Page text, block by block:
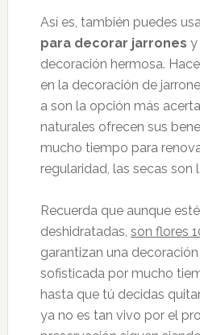
Así es, también puedes
para decorar jarrones y
decoración hermosa.
en la decoración de
a son la opción más
naturales ofrecen sus
mucho tiempo para
regularidad, las secas son
Recuerda que aunque
deshidratadas, son flores
garantizan una
sofisticada por mucho
hasta que tú decidas
ya no es tan vivo por el